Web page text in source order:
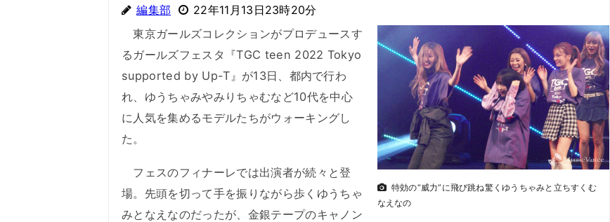
編集部 22年11月13日23時20分
特効の“威力”に飛び跳ね驚くゆうちゃみと立ちすくむ
なえなの
東京ガールズコレクションがプロデュースす
るガールズフェスタ『TGC teen 2022 Tokyo
supported by Up-T』が13日、都内で行わ
れ、ゆうちゃみやみりちゃむなど10代を中心
に人気を集めるモデルたちがウォーキングし
た。
フェスのフィナーレでは出演者が続々と登
場。先頭を切って手を振りながら歩くゆうちゃ
みとなえなのだったが、金銀テープのキャノン